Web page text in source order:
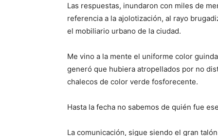
Las respuestas, inundaron con miles de
referencia a la ajolotización, al rayo
el mobiliario urbano de la ciudad.
Me vino a la mente el uniforme color
generó que hubiera atropellados por no
chalecos de color verde fosforecente.
Hasta la fecha no sabemos de quién fue
La comunicación, sigue siendo el gran